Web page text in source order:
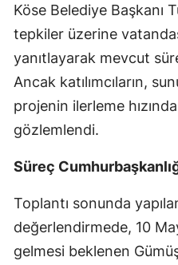
Köse Belediye Başkanı
tepkiler üzerine
yanıtlayarak mevcut
Ancak katılımcıların,
projenin ilerleme
gözlemlendi.
Süreç
Toplantı sonunda
değerlendirmede, 10
gelmesi beklenen